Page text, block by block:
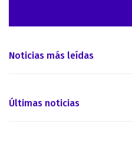
Noticias más leídas
Últimas noticias